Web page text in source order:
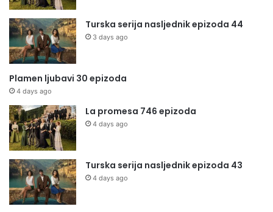
Turska serija nasljednik epizoda 44
3 days ago
Plamen ljubavi 30 epizoda
4 days ago
La promesa 746 epizoda
4 days ago
Turska serija nasljednik epizoda 43
4 days ago